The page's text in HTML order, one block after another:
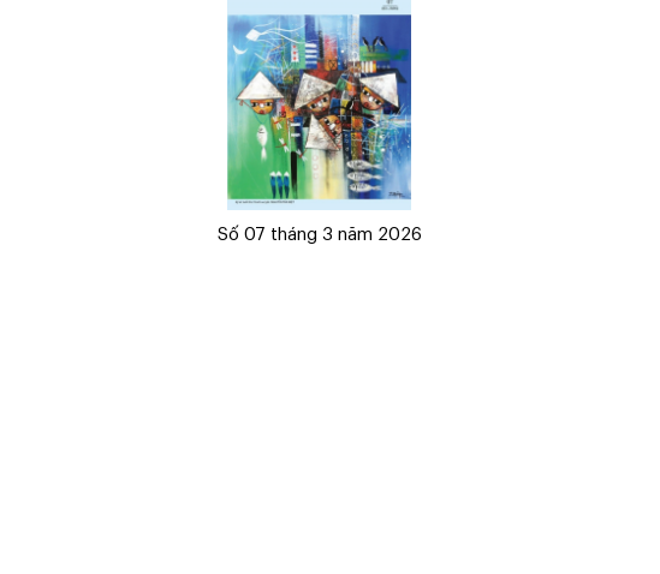
Số 07 tháng 3 năm 2026